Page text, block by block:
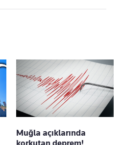
Muğla açıklarında